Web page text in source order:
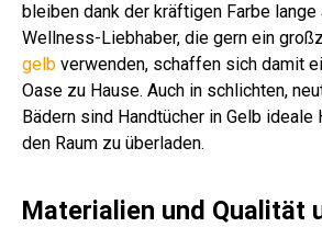
bleiben dank der kräftigen Farbe lange
Wellness-Liebhaber, die gern ein
gelb verwenden, schaffen sich damit
Oase zu Hause. Auch in schlichten,
Bädern sind Handtücher in Gelb ideale
den Raum zu überladen.
Materialien und Qualität